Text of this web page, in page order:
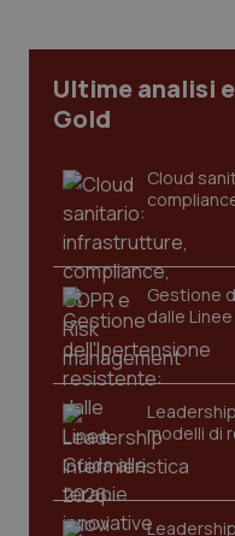
Ultime analisi
Gold
Cloud
Gestione
dalle
modelli di
Nome